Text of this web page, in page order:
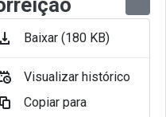
012-2024
por Juliana
Baixar (180 KB)
Visualizar histórico
Copiar para